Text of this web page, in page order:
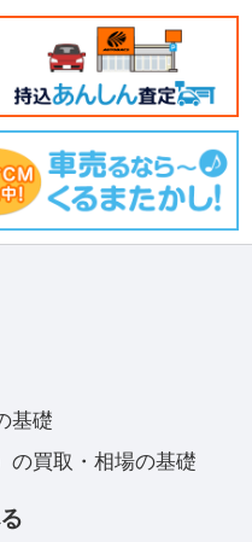
基礎
の買取・相場の基礎